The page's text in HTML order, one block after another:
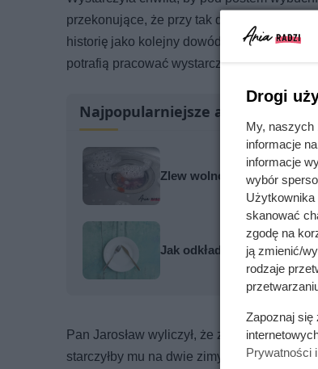
przekonujące, że przy tak dużym domu
historię jako kolejny dowód na to, że
potrafią pracować wystarczająco efektywnie.
Najpopularniejsze artykuły
Zlew wolno odprowadza
Jak odkładać sztućce po
Pan Jarosław wyliczył, że za 5500 zł
starczyłby mu na dwie zimy, a nie
Drogi
My, naszych
informacje
informacje
wybór
Użytkownika
skanować
zgodę na
ją zmienić/
rodzaje
Zapoznaj się
Prywatności